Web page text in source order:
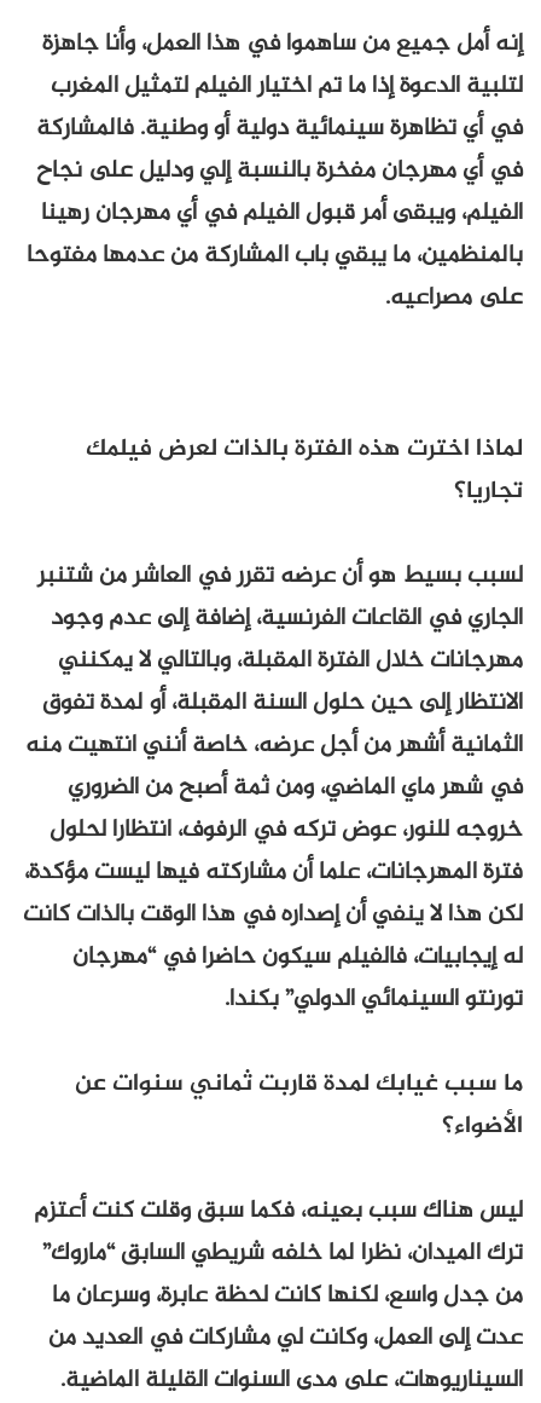
إنه أمل جميع من ساهموا في هذا العمل، وأنا جاهزة
لتلبية الدعوة إذا ما تم اختيار الفيلم لتمثيل المغرب
في أي تظاهرة سينمائية دولية أو وطنية. فالمشاركة
في أي مهرجان مفخرة بالنسبة إلي ودليل على نجاح
الفيلم، ويبقى أمر قبول الفيلم في أي مهرجان رهينا
بالمنظمين، ما يبقي باب المشاركة من عدمها مفتوحا
على مصراعيه.
لماذا اخترت هذه الفترة بالذات لعرض فيلمك
تجاريا؟
لسبب بسيط هو أن عرضه تقرر في العاشر من شتنبر
الجاري في القاعات الفرنسية، إضافة إلى عدم وجود
مهرجانات خلال الفترة المقبلة، وبالتالي لا يمكنني
الانتظار إلى حين حلول السنة المقبلة، أو لمدة تفوق
الثمانية أشهر من أجل عرضه، خاصة أنني انتهيت منه
في شهر ماي الماضي، ومن ثمة أصبح من الضروري
خروجه للنور، عوض تركه في الرفوف، انتظارا لحلول
فترة المهرجانات، علما أن مشاركته فيها ليست مؤكدة،
لكن هذا لا ينفي أن إصداره في هذا الوقت بالذات كانت
له إيجابيات، فالفيلم سيكون حاضرا في “مهرجان
تورنتو السينمائي الدولي” بكندا.
ما سبب غيابك لمدة قاربت ثماني سنوات عن
الأضواء؟
ليس هناك سبب بعينه، فكما سبق وقلت كنت أعتزم
ترك الميدان، نظرا لما خلفه شريطي السابق “ماروك”
من جدل واسع، لكنها كانت لحظة عابرة، وسرعان ما
عدت إلى العمل، وكانت لي مشاركات في العديد من
السيناريوهات، على مدى السنوات القليلة الماضية.